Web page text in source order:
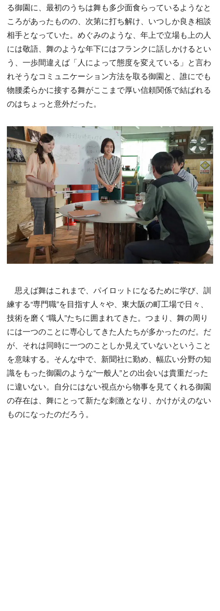
る御園に、最初のうちは舞も多少面食らっているようなと
ころがあったものの、次第に打ち解け、いつしか良き相談
相手となっていた。めぐみのような、年上で立場も上の人
には敬語、舞のような年下にはフランクに話しかけるとい
う、一歩間違えば「人によって態度を変えている」と言わ
れそうなコミュニケーション方法を取る御園と、誰にでも
物腰柔らかに接する舞がここまで厚い信頼関係で結ばれる
のはちょっと意外だった。
思えば舞はこれまで、パイロットになるために学び、訓
練する“専門職”を目指す人々や、東大阪の町工場で日々、
技術を磨く“職人”たちに囲まれてきた。つまり、舞の周り
には一つのことに専心してきた人たちが多かったのだ。だ
が、それは同時に一つのことしか見えていないということ
を意味する。そんな中で、新聞社に勤め、幅広い分野の知
識をもった御園のような“一般人”との出会いは貴重だった
に違いない。自分にはない視点から物事を見てくれる御園
の存在は、舞にとって新たな刺激となり、かけがえのない
ものになったのだろう。